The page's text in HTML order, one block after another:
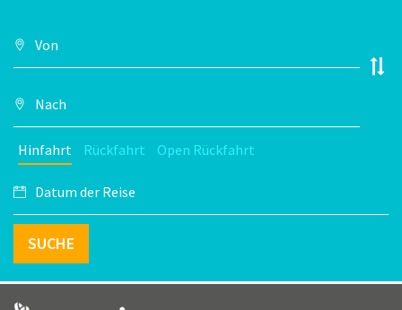
Hinfahrt Rückfahrt Open Rückfahrt
SUCHE